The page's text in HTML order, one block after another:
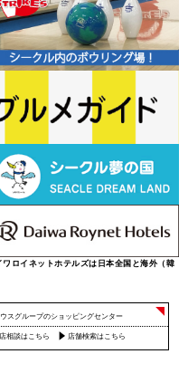
ワロイネットホテルズは日本全国と海外（韓
スグループのショッピングセンター
相談はこちら 店舗検索はこちら